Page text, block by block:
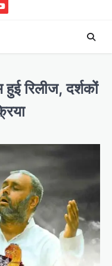
YouTube
रिलीज, दर्शकों